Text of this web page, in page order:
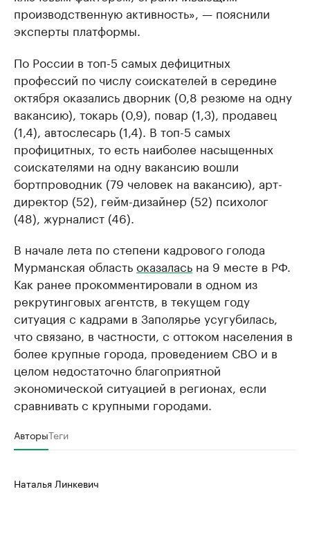
производственную активность», — пояснили
эксперты платформы.
По России в топ-5 самых дефицитных
профессий по числу соискателей в середине
октября оказались дворник (0,8 резюме на одну
вакансию), токарь (0,9), повар (1,3), продавец
(1,4), автослесарь (1,4). В топ-5 самых
профицитных, то есть наиболее насыщенных
соискателями на одну вакансию вошли
бортпроводник (79 человек на вакансию), арт-
директор (52), гейм-дизайнер (52) психолог
(48), журналист (46).
В начале лета по степени кадрового голода
Мурманская областьоказалась на 9 месте в РФ.
Как ранее прокомментировали в одном из
рекрутинговых агентств, в текущем году
ситуация с кадрами в Заполярье усугубилась,
что связано, в частности, с оттоком населения в
более крупные города, проведением СВО и в
целом недостаточно благоприятной
экономической ситуацией в регионах, если
сравнивать с крупными городами.
АвторыТеги
Наталья Линкевич